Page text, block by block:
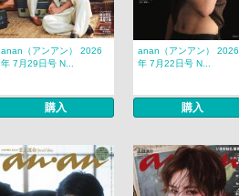
anan（アンアン） 2026
年 7月29日号 N...
購入
anan（アンアン） 2026
年 7月22日号 N...
購入